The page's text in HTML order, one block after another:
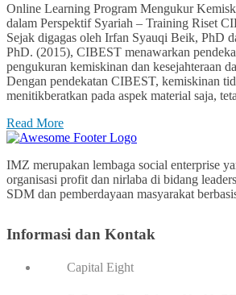
Online Learning Program Mengukur
dalam Perspektif Syariah – Training Riset
Sejak digagas oleh Irfan Syauqi Beik, PhD
PhD. (2015), CIBEST menawarkan
pengukuran kemiskinan dan kesejahteraan
Dengan pendekatan CIBEST, kemiskinan
menitikberatkan pada aspek material saja,
Read More
IMZ merupakan lembaga social enterprise
organisasi profit dan nirlaba di bidang
SDM dan pemberdayaan masyarakat
Informasi dan Kontak
Capital Eight